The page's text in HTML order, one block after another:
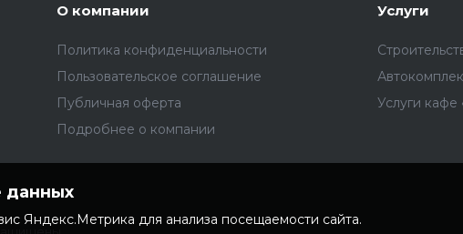
О компании
Политика конфиденциальности
Пользовательское соглашение
Публичная оферта
Подробнее о компании
Услуги
Услуги
данных
Яндекс.Метрика для анализа посещаемости сайта.